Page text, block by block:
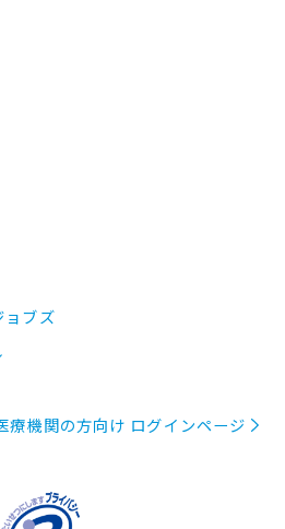
ョブズ
療機関の方向け ログインページ